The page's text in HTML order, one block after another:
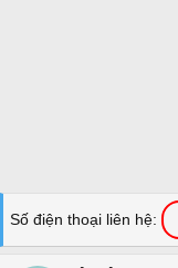
Số điện thoại liên hệ